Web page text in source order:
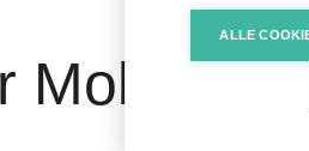
Mobilität
ALLE